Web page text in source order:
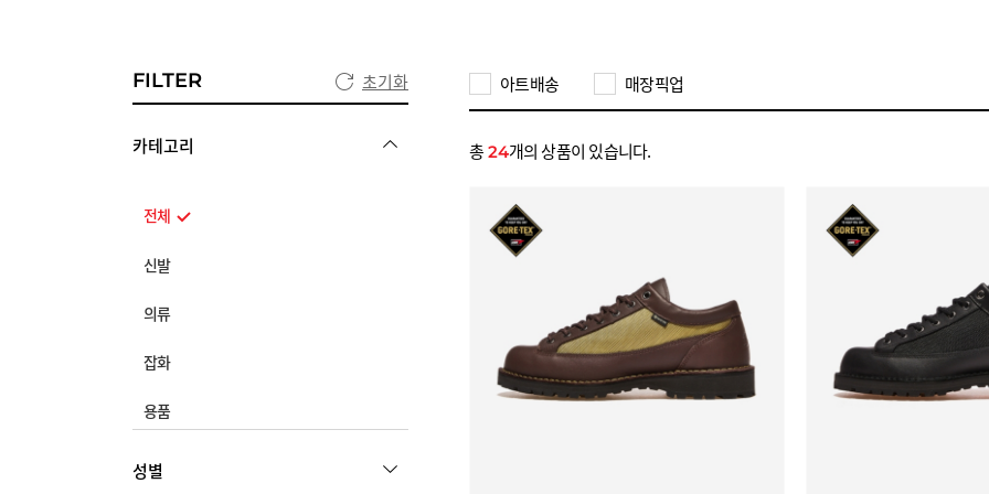
FILTER 초기화
카테고리
전체
신발
스포츠
구두
캐주얼
의류
아우터
잡화
가방
모자
용품
신발용품
성별
아트배송 매장픽업
총 24개의 상품이 있습니다.